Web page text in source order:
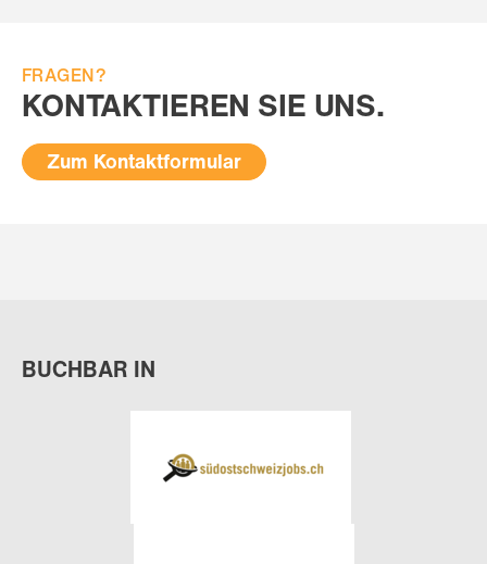
FRAGEN?
KONTAKTIEREN SIE UNS.
Zum Kontaktformular
BUCHBAR IN